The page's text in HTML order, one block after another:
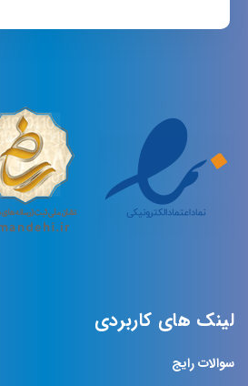
لینک های کاربردی
سوالات رایج